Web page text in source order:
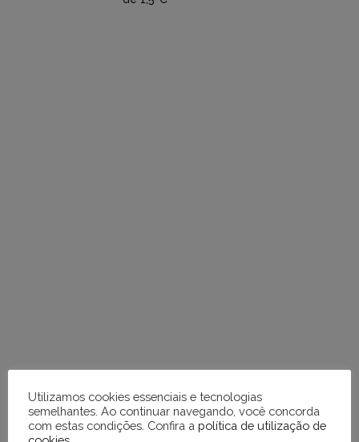
Utilizamos cookies essenciais e tecnologias
semelhantes. Ao continuar navegando, você concorda
com estas condições. Confira a política de utilização de